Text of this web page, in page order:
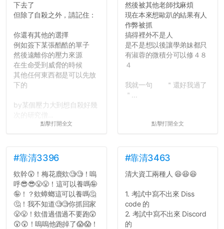
下去了
但除了自殺之外，請記住：
你還有其他的選擇
例如簽下某張酷酷的單子
然後遠離你的壓力來源
在生命受到威脅的時候
其他任何東西都是可以先放
下的
by某個壓力大到想自殺好幾
點擊打開全文
然後被其他老師找麻煩
現在本來想歐趴的結果有人
作弊被抓
搞得裡外不是人
是不是想以後讓學弟妹都只
有淑蓉的微積分可以修４８
４
我就一句 ＂還好我過了
＂...
點擊打開全文
#靠清3396
欸幹😲！梅花鹿欸🧐🧐！嗚
呼😎😎😤😤！這可以養嗎🤪
🤪！？欸蟑螂這可以養嗎🤔
🤔！我不知道🧐🧐你抓回家
😤😤！欸借過借過不要跑😲
😲😲！嗚嗚他跑掉了😱😱！
#靠清3463
清大資工兩種人 😆😆😆
1. 考試中寫不出來 Diss
code 的
2. 考試中寫不出來 Discord
的